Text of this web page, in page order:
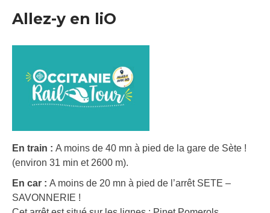
Allez-y en liO
En train : A moins de 40 mn à pied de la gare de Sète !
(environ 31 min et 2600 m).
En car : A moins de 20 mn à pied de l’arrêt SETE –
SAVONNERIE !